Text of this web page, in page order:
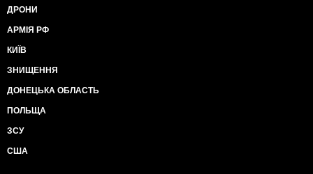
ДРОНИ
АРМІЯ РФ
КИЇВ
ЗНИЩЕННЯ
ДОНЕЦЬКА ОБЛАСТЬ
ПОЛЬЩА
ЗСУ
США